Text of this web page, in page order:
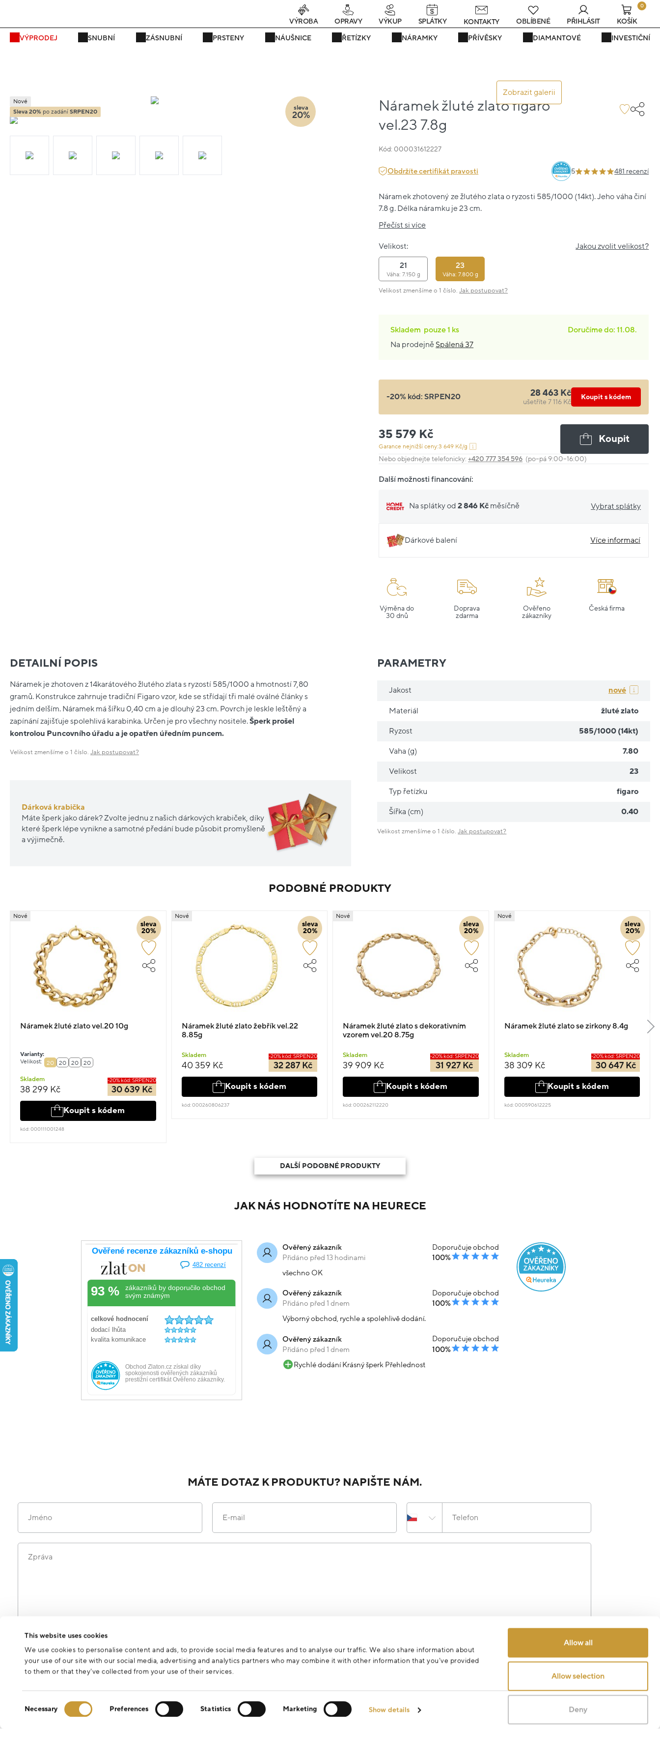
This website uses cookies
We use cookies to personalise content and ads, to provide social media features and to analyse our traffic. We also share information about
your use of our site with our social media, advertising and analytics partners who may combine it with other information that you’ve provided
to them or that they’ve collected from your use of their services.
Necessary Preferences Statistics Marketing Show details
Allow all
Allow selection
Deny
Právě teď! - 20 % na vše! Kód: SRPEN20 24 dní : 15h : 51m : 40s
VÝPRODEJ SNUBNÍ ZÁSNUBNÍ PRSTENY NÁUŠNICE ŘETÍZKY NÁRAMKY PŘÍVĚSKY DIAMANTOVÉ INVESTIČNÍ
VÝROBA OPRAVY VÝKUP SPLÁTKY KONTAKTY OBLÍBENÉ PŘIHLÁSIT
0
KOŠÍK
Zobrazit galerii
Náramek žluté zlato figaro
vel.23 7.8g
Kód: 000031612227
Nové
Sleva 20% po zadání SRPEN20
sleva
20%
Obdržíte certifikát pravosti 5 481 recenzí
Náramek zhotovený ze žlutého zlata o ryzosti 585/1000 (14kt). Jeho váha činí
7.8 g. Délka náramku je 23 cm.
Přečíst si více
Velikost: Jakou zvolit velikost?
21
Váha: 7.150 g
23
Váha: 7.800 g
Velikost zmenšíme o 1 číslo.Jak postupovat?
Skladem pouze1 ks
Doručíme do: 11.08.
Na prodejně Spálená 37
-20% kód:SRPEN20 28 463 Kč
ušetříte 7 116 Kč
Koupit s kódem
35 579 Kč
Garance nejnižší ceny:3 649 Kč/g
Koupit
Nebo objednejte telefonicky:+420 777 354 596 (po–pá 9:00–16:00)
Další možnosti financování:
Na splátky od2 846 Kč měsíčně Vybrat splátky
Dárkové balení Více informací
Výměna do
30 dnů
Doprava
zdarma
Ověřeno
zákazníky
Česká firma
DETAILNÍ POPIS
Náramek je zhotoven z 14karátového žlutého zlata s ryzostí 585/1000 a hmotností 7,80
gramů. Konstrukce zahrnuje tradiční Figaro vzor, kde se střídají tři malé oválné články s
jedním delším. Náramek má šířku 0,40 cm a je dlouhý 23 cm. Povrch je leskle leštěný a
zapínání zajišťuje spolehlivá karabinka. Určen je pro všechny nositele.Šperk prošel
kontrolou Puncovního úřadu a je opatřen úředním puncem.
Velikost zmenšíme o 1 číslo. Jak postupovat?
Dárková krabička
Máte šperk jako dárek? Zvolte jednu z našich dárkových krabiček, díky
které šperk lépe vynikne a samotné předání bude působit promyšleně
a výjimečně.
PARAMETRY
Jakost nové
Materiál žluté zlato
Ryzost 585/1000 (14kt)
Vaha (g) 7.80
Velikost 23
Typ řetízku figaro
Šířka (cm) 0.40
Velikost zmenšíme o 1 číslo.Jak postupovat?
PODOBNÉ PRODUKTY
sleva
20%
Nové
Náramek žluté zlato vel.20 10g
Varianty:
Velikost:
20 20 20 20
Skladem
38 299 Kč
-20% kód: SRPEN20
30 639 Kč
Koupit s kódem
kód: 000111001248
sleva
20%
Nové
Náramek žluté zlato žebřík vel.22
8.85g
Skladem
40 359 Kč
-20% kód: SRPEN20
32 287 Kč
Koupit s kódem
kód: 000260806237
sleva
20%
Nové
Náramek žluté zlato s dekorativním
vzorem vel.20 8.75g
Skladem
39 909 Kč
-20% kód: SRPEN20
31 927 Kč
Koupit s kódem
kód: 000262112220
sleva
20%
Nové
Náramek žluté zlato se zirkony 8.4g
Skladem
38 309 Kč
-20% kód: SRPEN20
30 647 Kč
Koupit s kódem
kód: 000590612225
DALŠÍ PODOBNÉ PRODUKTY
JAK NÁS HODNOTÍTE NA HEURECE
Ověřený zákazník
Přidáno před 13 hodinami
Doporučuje obchod
100%
všechno OK
Ověřený zákazník
Přidáno před 1 dnem
Doporučuje obchod
100%
Výborný obchod, rychle a spolehlivě dodání.
Ověřený zákazník
Přidáno před 1 dnem
Doporučuje obchod
100%
Rychlé dodání Krásný šperk Přehlednost
MÁTE DOTAZ K PRODUKTU? NAPIŠTE NÁM.
Jméno E-mail Telefon
Zpráva